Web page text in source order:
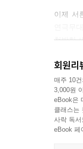
이제 서
척박한
이 소설
지평이
* 작가의
회원리
매주 10
3,000원
eBook은
클래스는
사락 독
eBook 페